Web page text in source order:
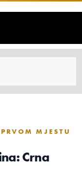
MJESTU
Crna